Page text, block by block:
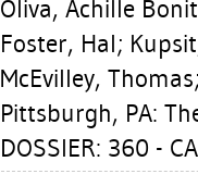
Oliva, Achille
Foster, Hal;
McEvilley, Thomas
Pittsburgh, PA:
DOSSIER: 360 -